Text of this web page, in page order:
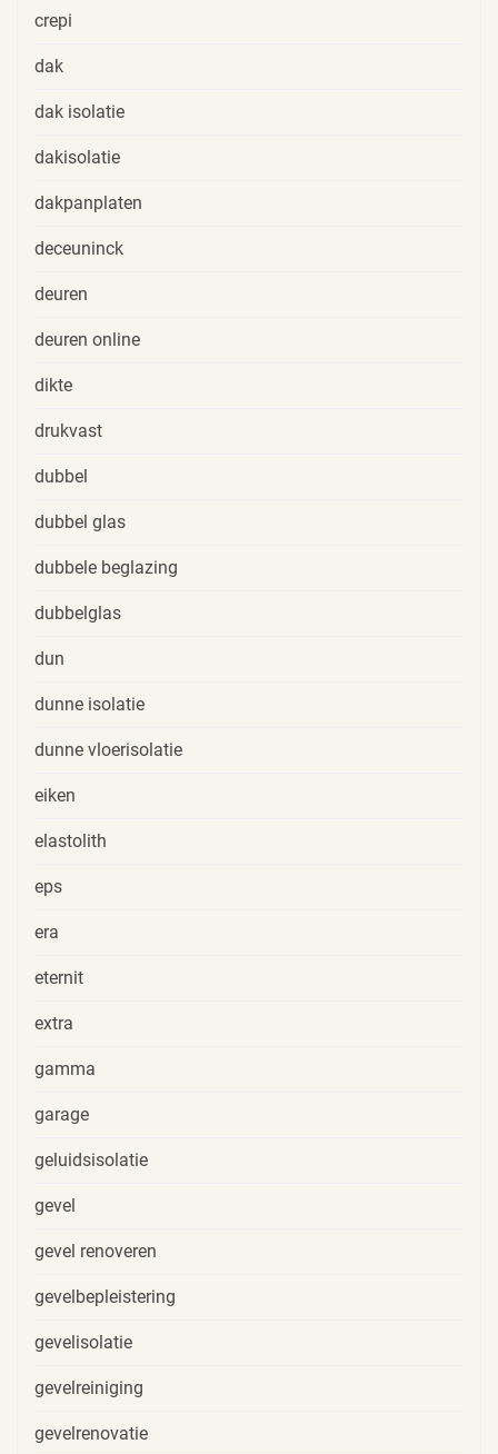
crepi
dak
dak isolatie
dakisolatie
dakpanplaten
deceuninck
deuren
deuren online
dikte
drukvast
dubbel
dubbel glas
dubbele beglazing
dubbelglas
dun
dunne isolatie
dunne vloerisolatie
eiken
elastolith
eps
era
eternit
extra
gamma
garage
geluidsisolatie
gevel
gevel renoveren
gevelbepleistering
gevelisolatie
gevelreiniging
gevelrenovatie